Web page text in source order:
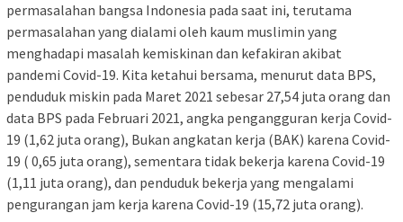
permasalahan bangsa Indonesia pada saat ini, terutama
permasalahan yang dialami oleh kaum muslimin yang
menghadapi masalah kemiskinan dan kefakiran akibat
pandemi Covid-19. Kita ketahui bersama, menurut data BPS,
penduduk miskin pada Maret 2021 sebesar 27,54 juta orang dan
data BPS pada Februari 2021, angka pengangguran kerja Covid-
19 (1,62 juta orang), Bukan angkatan kerja (BAK) karena Covid-
19 ( 0,65 juta orang), sementara tidak bekerja karena Covid-19
(1,11 juta orang), dan penduduk bekerja yang mengalami
pengurangan jam kerja karena Covid-19 (15,72 juta orang).